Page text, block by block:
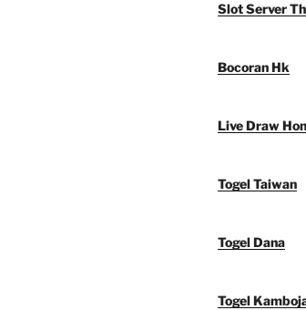
Slot Server
Bocoran Hk
Live Draw
Togel Taiwan
Togel Dana
Togel